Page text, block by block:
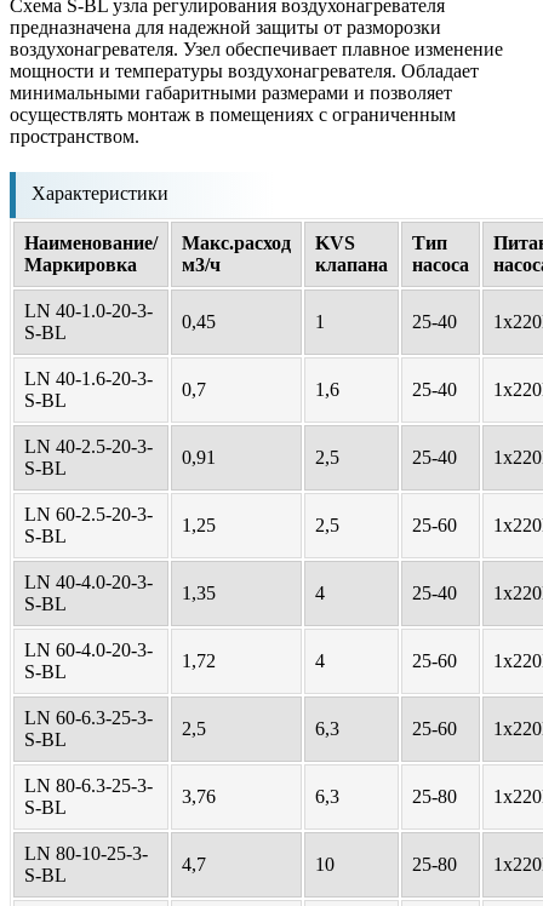
Cхема S-BL узла регулирования воздухонагревателя
предназначена для надежной защиты от разморозки
воздухонагревателя. Узел обеспечивает плавное изменение
мощности и температуры воздухонагревателя. Обладает
минимальными габаритными размерами и позволяет
осуществлять монтаж в помещениях с ограниченным
пространством.
Характеристики
Наименование/
Маркировка
Макс.расход
м3/ч
KVS
клапана
Тип
насоса
LN 40-1.0-20-3-
S-BL
0,45 1 25-40
LN 40-1.6-20-3-
S-BL
0,7 1,6 25-40
LN 40-2.5-20-3-
S-BL
0,91 2,5 25-40
LN 60-2.5-20-3-
S-BL
1,25 2,5 25-60
LN 40-4.0-20-3-
S-BL
1,35 4 25-40
LN 60-4.0-20-3-
S-BL
1,72 4 25-60
LN 60-6.3-25-3-
S-BL
2,5 6,3 25-60
LN 80-6.3-25-3-
S-BL
3,76 6,3 25-80
LN 80-10-25-3-
S-BL
4,7 10 25-80